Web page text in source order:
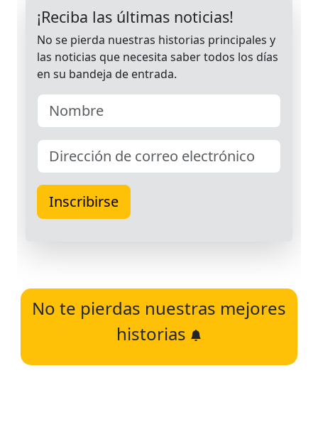
No te pierdas nuestras mejores
historias